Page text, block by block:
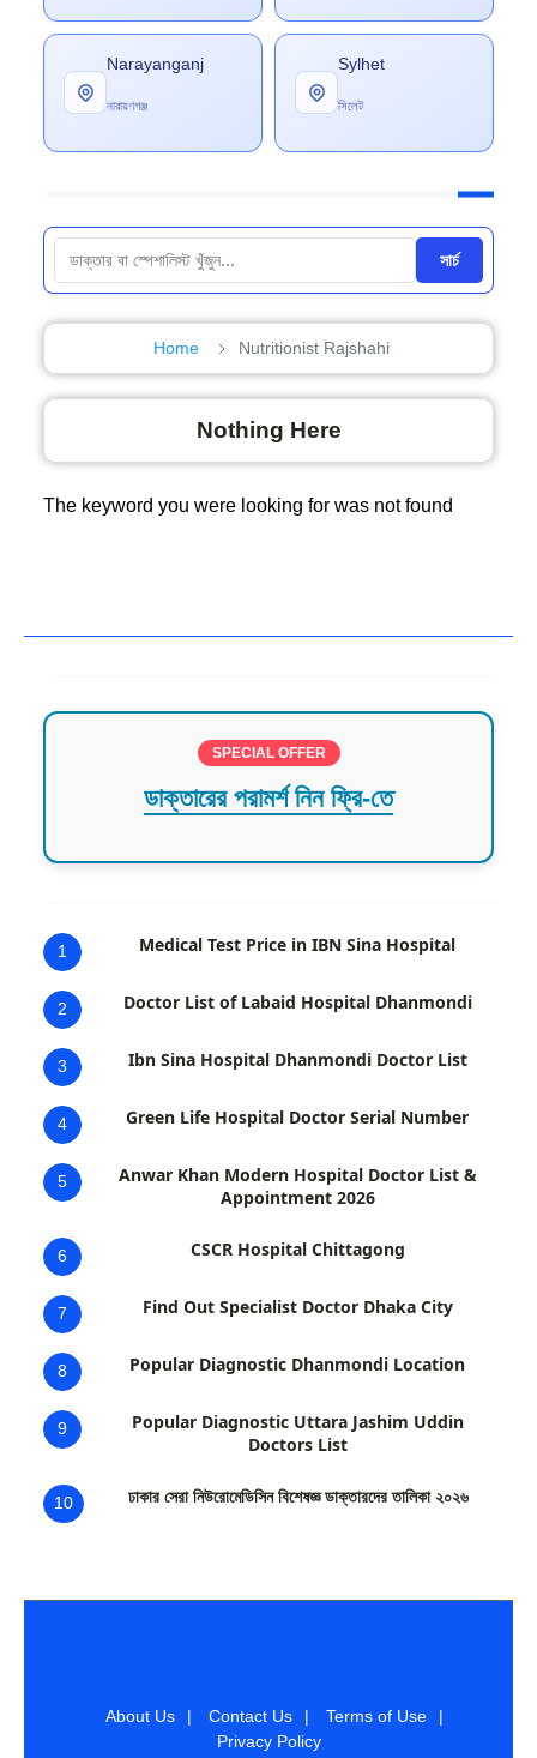
Narayanganj
নারায়ণগঞ্জ
Sylhet
সিলেট
সার্চ
Home Nutritionist Rajshahi
Nothing Here
The keyword you were looking for was not found
SPECIAL OFFER
ডাক্তারের পরামর্শ নিন ফ্রি-তে
1 Medical Test Price in IBN Sina Hospital
2 Doctor List of Labaid Hospital Dhanmondi
3 Ibn Sina Hospital Dhanmondi Doctor List
4 Green Life Hospital Doctor Serial Number
5
Anwar Khan Modern Hospital Doctor List &
Appointment 2026
6 CSCR Hospital Chittagong
7 Find Out Specialist Doctor Dhaka City
8 Popular Diagnostic Dhanmondi Location
9
Popular Diagnostic Uttara Jashim Uddin
Doctors List
10 ঢাকার সেরা নিউরোমেডিসিন বিশেষজ্ঞ ডাক্তারদের তালিকা ২০২৬
About Us | Contact Us | Terms of Use
|
Privacy Policy